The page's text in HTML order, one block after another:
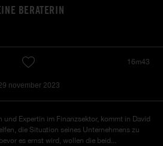
BERATERIN
16m43
november 2023
und Expertin im Finanzsektor, kommt in David
die Situation seines Unternehmens zu
es ernst wird, wollen die beid...